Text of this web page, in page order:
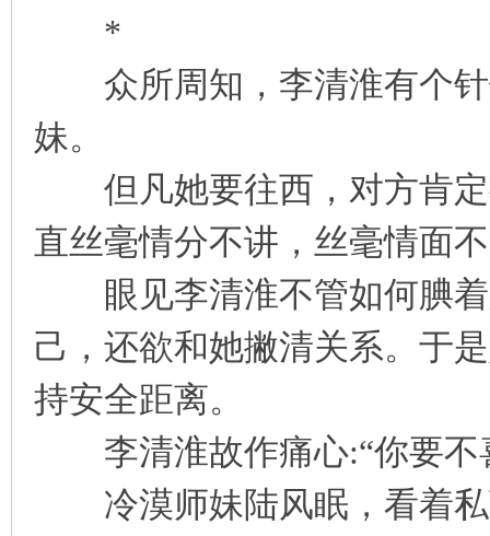
*
众所周知，李清淮有个针
妹。
但凡她要往西，对方肯定
直丝毫情分不讲，丝毫情面
眼见李清淮不管如何腆着
己，还欲和她撇清关系。于
持安全距离。
李清淮故作痛心:“你要不
冷漠师妹陆风眠，看着私